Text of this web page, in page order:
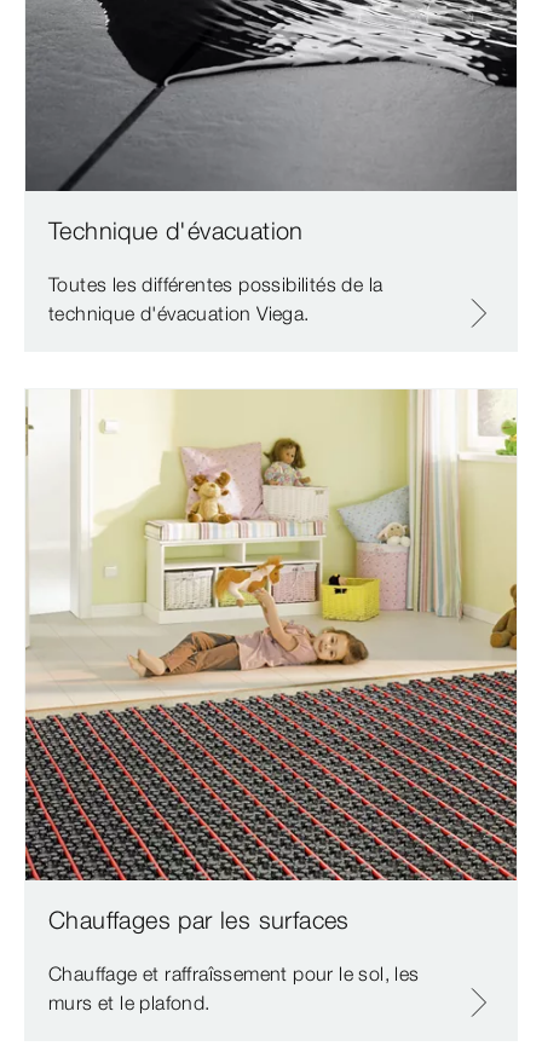
Technique d'évacuation
Toutes les différentes possibilités de la
technique d'évacuation Viega.
Chauffages par les surfaces
Chauffage et raffraîssement pour le sol, les
murs et le plafond.